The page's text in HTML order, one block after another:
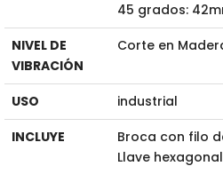
45 grados:
NIVEL DE
VIBRACIÓN
Corte en
USO
industrial
INCLUYE
Broca con filo
Llave hexagonal